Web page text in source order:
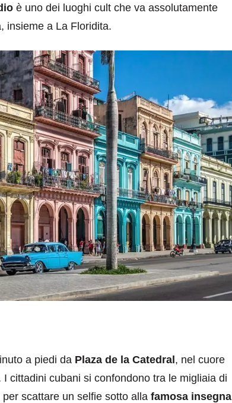
è uno dei luoghi cult che va assolutamente
insieme a La Floridita.
a piedi da Plaza de la Catedral, nel cuore
cittadini cubani si confondono tra le migliaia di
scattare un selfie sotto alla famosa insegna